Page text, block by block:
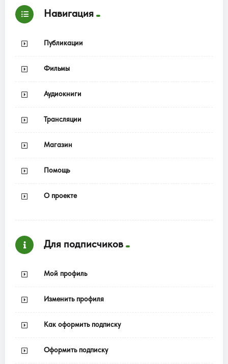
Навигация
Публикации
Фильмы
Аудиокниги
Трансляции
Магазин
Помощь
О проекте
Для подписчиков
Мой профиль
Изменить профиля
Как оформить подписку
Оформить подписку